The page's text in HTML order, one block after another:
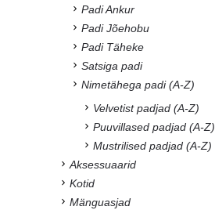
Padi Ankur
Padi Jõehobu
Padi Täheke
Satsiga padi
Nimetähega padi (A-Z)
Velvetist padjad (A-Z)
Puuvillased padjad (A-Z)
Mustrilised padjad (A-Z)
Aksessuaarid
Kotid
Mänguasjad